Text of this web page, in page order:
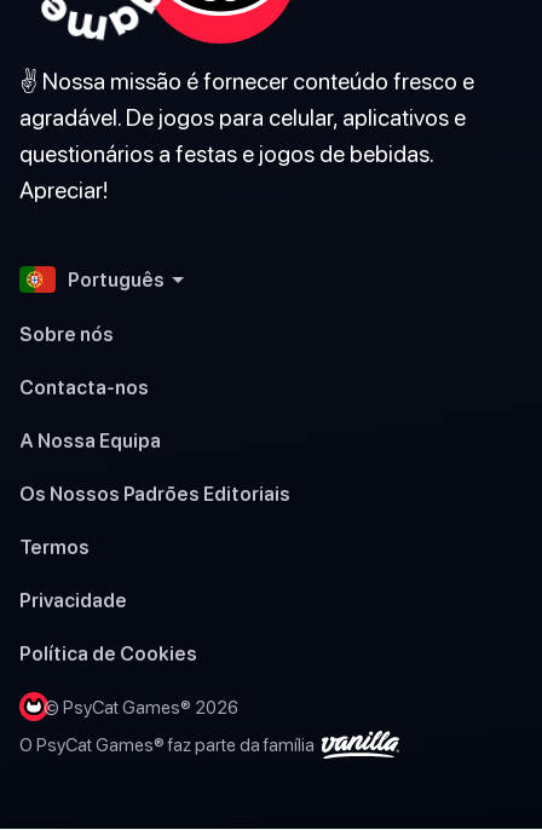
✌️ Nossa missão é fornecer conteúdo fresco e
agradável. De jogos para celular, aplicativos e
questionários a festas e jogos de bebidas.
Apreciar!
Português
Sobre nós
Contacta-nos
A Nossa Equipa
Os Nossos Padrões Editoriais
Termos
Privacidade
Política de Cookies
© PsyCat Games® 2026
O PsyCat Games® faz parte da família